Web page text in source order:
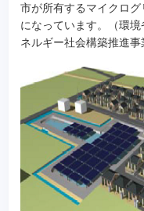
市が所有するマイクロ
になっています。（環
ネルギー社会構築推進事